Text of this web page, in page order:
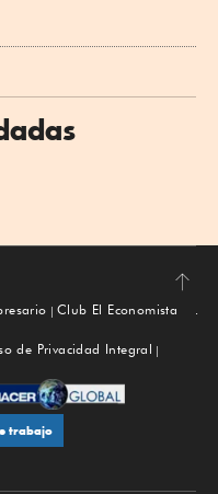
Subir
Club El Economista
de Privacidad Integral
trabajo